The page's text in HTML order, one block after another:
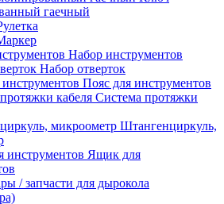
гаечный
Набор инструментов
Набор отверток
Пояс для инструментов
Система протяжки
Штангенциркуль,
Ящик для